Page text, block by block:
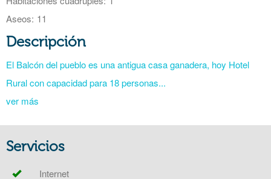
Aseos: 11
Descripción
El Balcón del pueblo es una antigua casa ganadera, hoy Hotel
Rural con capacidad para 18 personas...
ver más
Servicios
Internet